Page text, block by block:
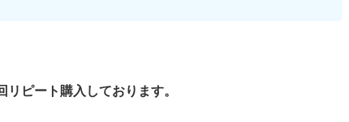
ピート購入しております。